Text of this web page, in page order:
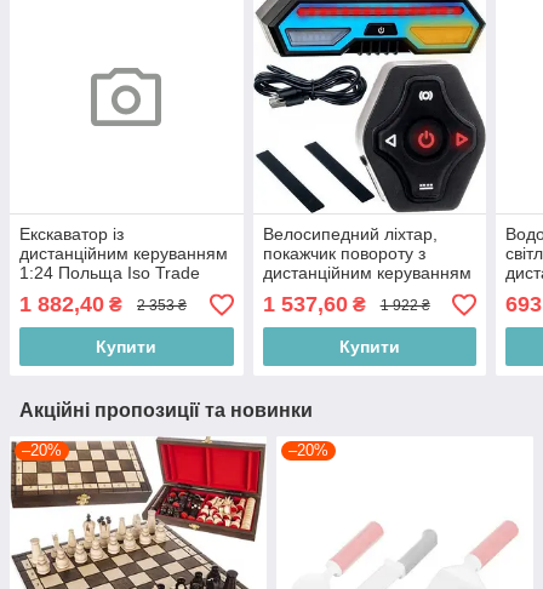
Екскаватор із
дистанційним керуванням
1:24 Польща Iso Trade
9498
1 882,40 ₴ 2 353 ₴
Купити
Велосипедний ліхтар,
покажчик повороту з
дистанційним керуванням
Польща Iso Trade 12045
1 537,60₴ 1 922 ₴
Купити
—
Акційні пропозиції та новинки
–20% –20%